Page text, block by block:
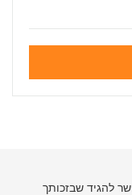
להגיד שבזכותך